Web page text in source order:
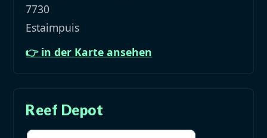
7730
Estaimpuis
👉 in der Karte ansehen
Reef Depot